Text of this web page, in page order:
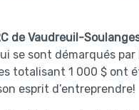
de Vaudreuil-
se sont démarqués
totalisant 1 000 $ ont
esprit d’entreprendre!